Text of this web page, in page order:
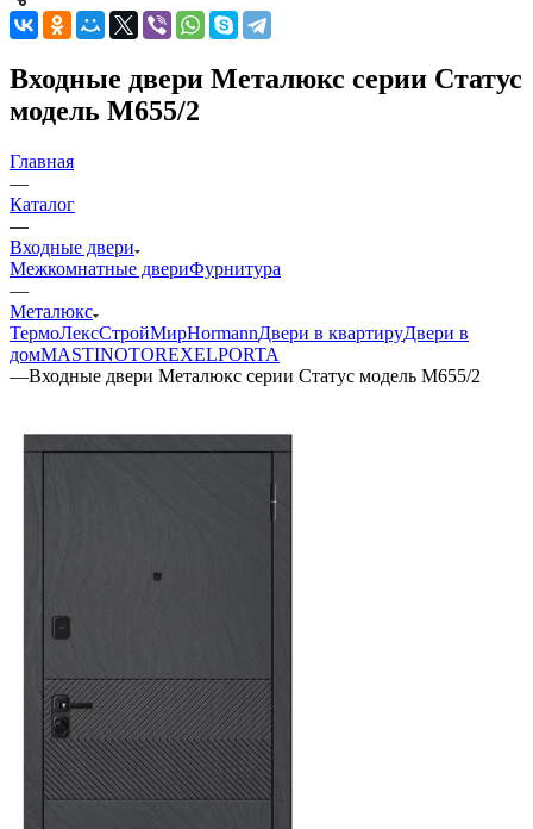
Входные двери Металюкс серии Статус
модель М655/2
Главная
—
Каталог
—
Входные двери
Межкомнатные двериФурнитура
—
Металюкс
ТермоЛексСтройМирHormannДвери в квартируДвери в
домMASTINOTOREXELPORTA
—Входные двери Металюкс серии Статус модель М655/2